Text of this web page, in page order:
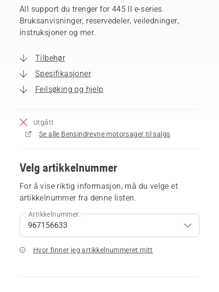
All support du trenger for 445 II e-series.
Bruksanvisninger, reservedeler, veiledninger,
instruksjoner og mer.
Tilbehør
Spesifikasjoner
Feilsøking og hjelp
Utgått
Se alle Bensindrevne motorsager til salgs
Velg artikkelnummer
For å vise riktig informasjon, må du velge et
artikkelnummer fra denne listen.
Artikkelnummer:
Hvor finner jeg artikkelnummeret mitt